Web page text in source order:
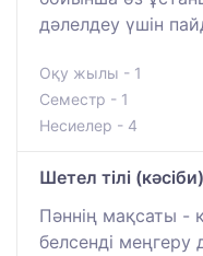
дәлелдеу үшін
Оқу жылы - 1
Семестр - 1
Несиелер - 4
Шетел тілі (кәсіби)
Пәннің мақсаты -
белсенді меңгеру